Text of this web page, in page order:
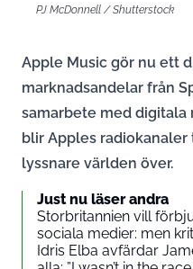
PJ McDonnell / Shutterstock
Apple Music gör nu ett
marknadsandelar från
samarbete med
blir Apples
lyssnare världen över.
Just nu läser andra
Storbritannien vill
sociala medier: men
Idris Elba avfärdar